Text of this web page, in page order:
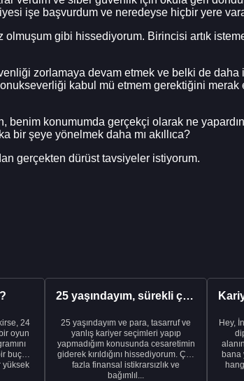
işe başvurdum ve neredeyse hiçbir yere
olmuşum gibi hissediyorum. Birincisi artık
zorlamaya devam etmek ve belki de
kabul mü etmem gerektiğini merak
benim konumumda gerçekçi olarak ne
bir şeye yönelmek daha mı akıllıca?
gerçekten dürüst tavsiyeler istiyorum.
24
oyun
buçuk
yüksek
25 yaşındayım, sürekli çalışıyorum ve hâlâ maddi a...
25 yaşındayım ve para, tasarruf ve
yanlış kariyer seçimleri yapıp
yapmadığım konusunda cesaretimin
giderek kırıldığını hissediyorum. Çok
fazla finansal istikrarsızlık ve
bağımlıl...
Hey,
bana